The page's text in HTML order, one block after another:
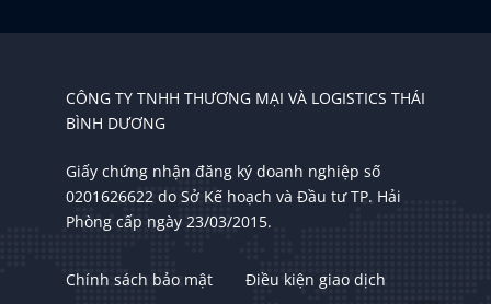
CÔNG TY TNHH THƯƠNG MẠI VÀ LOGISTICS THÁI
BÌNH DƯƠNG
Giấy chứng nhận đăng ký doanh nghiệp số
0201626622 do Sở Kế hoạch và Đầu tư TP. Hải
Phòng cấp ngày 23/03/2015.
Chính sách bảo mật
Điều kiện giao dịch